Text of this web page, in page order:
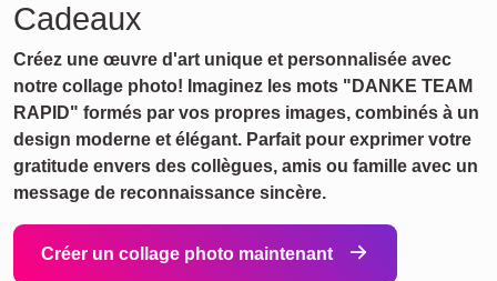
Cadeaux
Créez une œuvre d'art unique et personnalisée avec
notre collage photo! Imaginez les mots "DANKE TEAM
RAPID" formés par vos propres images, combinés à un
design moderne et élégant. Parfait pour exprimer votre
gratitude envers des collègues, amis ou famille avec un
message de reconnaissance sincère.
Créer un collage photo maintenant